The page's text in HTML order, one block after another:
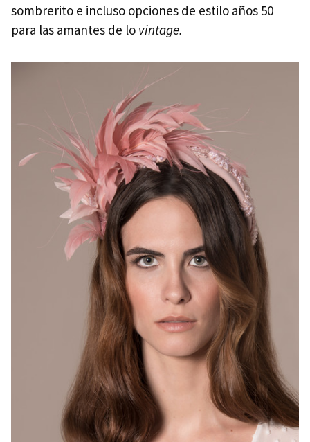
sombrerito e incluso opciones de estilo años 50
para las amantes de lo vintage.